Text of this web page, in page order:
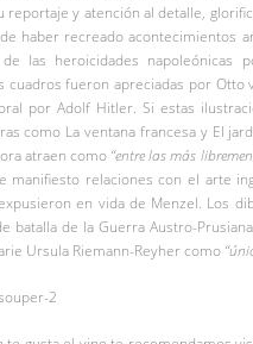
reportaje y atención al detalle,
haber recreado acontecimientos
las heroicidades napoleónicas
cuadros fueron apreciadas por
por Adolf Hitler. Si estas
como La ventana francesa y El
atraen como “entre las más
manifiesto relaciones con el arte
en vida de Menzel. Los
batalla de la Guerra Austro-
Ursula Riemann-Reyher como